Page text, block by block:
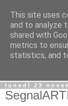
Il Blog della
informazioni
lunedì 23
This site uses
and to analyze
shared with
metrics to
statistics, and